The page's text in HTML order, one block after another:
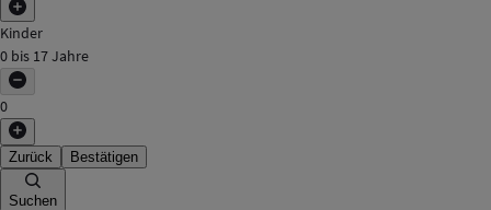
Kinder
0 bis 17 Jahre
0
Zurück Bestätigen
Suchen